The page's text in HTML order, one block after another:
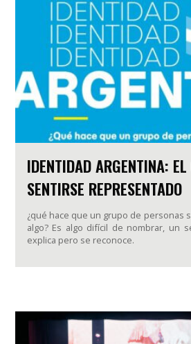
IDENTIDAD ARGENTINA:
SENTIRSE REPRESENTADO
¿qué hace que un grupo de personas
algo? Es algo difícil de nombrar, un
explica pero se reconoce.